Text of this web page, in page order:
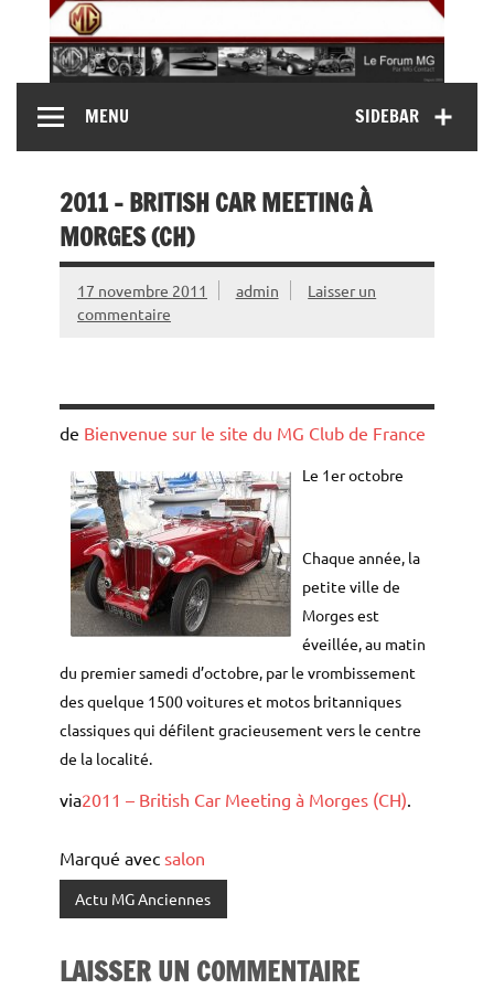
content
MG Contact
MG B, MG F, MG A, Midget…)SIDEBAR
MENU
2011 – BRITISH CAR MEETING À
MORGES (CH)
17 novembre 2011 admin
Laisser un
commentaire
de Bienvenue sur le site du MG Club de France
Le 1er octobre
Chaque année, la
petite ville de
Morges est
éveillée, au matin
du premier samedi d’octobre, par le vrombissement
des quelque 1500 voitures et motos britanniques
classiques qui défilent gracieusement vers le centre
de la localité.
via2011 – British Car Meeting à Morges (CH)
Marqué avec salon
Actu MG Anciennes
LAISSER UN COMMENTAIRE